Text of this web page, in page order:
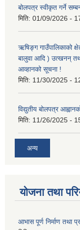
बोलपत्र स्वीकृत गर्ने
मिति: 01/09/2026 -
ऋषिङ्ग गाउँपालिकाको
बालुवा आदि ) उत्खनन्
आव्हानको सूचना !
मिति: 11/30/2025 -
विद्युतीय बोलपत्र
मिति: 11/26/2025 -
अन्य
योजना तथा
आभास पूर्ण निर्माण तथा